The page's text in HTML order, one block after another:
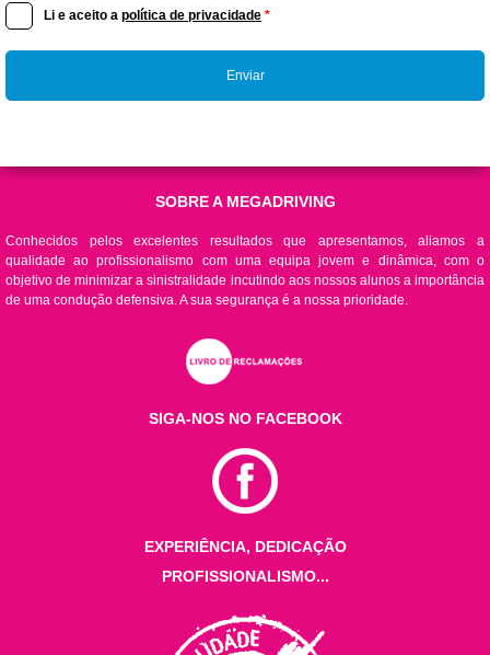
Li e aceito a política de privacidade *
SOBRE A MEGADRIVING
Conhecidos pelos excelentes resultados que apresentamos, aliamos a
qualidade ao profissionalismo com uma equipa jovem e dinâmica, com o
objetivo de minimizar a sinistralidade incutindo aos nossos alunos a importância
de uma condução defensiva. A sua segurança é a nossa prioridade.
SIGA-NOS NO FACEBOOK
EXPERIÊNCIA, DEDICAÇÃO
PROFISSIONALISMO...